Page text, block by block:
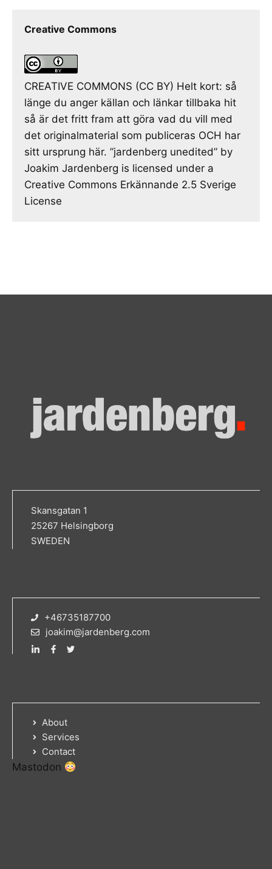
Creative Commons
CREATIVE COMMONS (CC BY) Helt kort: så
länge du anger källan och länkar tillbaka hit
så är det fritt fram att göra vad du vill med
det originalmaterial som publiceras OCH har
sitt ursprung här. ”jardenberg unedited” by
Joakim Jardenberg is licensed under a
Creative Commons Erkännande 2.5 Sverige
License
Skansgatan 1
25267 Helsingborg
SWEDEN
+46735187700
joakim@jardenberg.com
About
Services
Contact
Mastodon